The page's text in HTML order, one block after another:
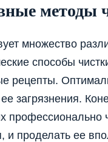
методы
множество
способы
рецепты.
загрязнения.
профессионально
и проделать ее